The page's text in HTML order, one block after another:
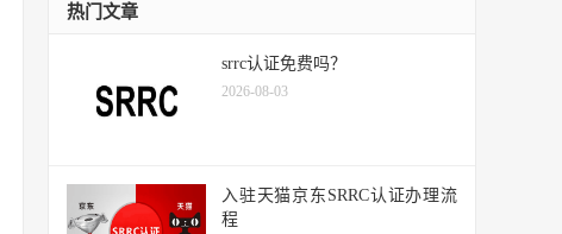
热门文章
srrc认证免费吗？
2026-08-03
入驻天猫京东SRRC认证办理流
程